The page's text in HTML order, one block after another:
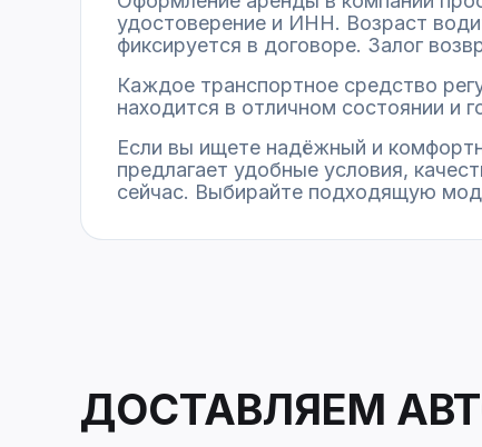
удостоверение и ИНН. Возраст
фиксируется в договоре. Залог
Каждое транспортное средство
находится в отличном состоянии и
Если вы ищете надёжный и
предлагает удобные условия,
сейчас. Выбирайте подходящую
ДОСТАВЛЯЕМ